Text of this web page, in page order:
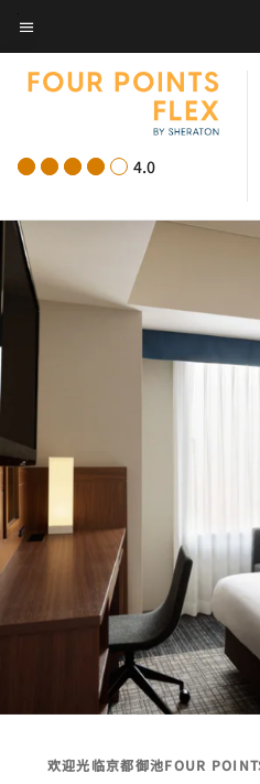
Skip
to
main
菜单文本
4.0
欢迎光临京都御池FOUR